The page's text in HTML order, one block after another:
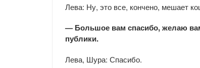
Лева: Ну, это все, кончено, мешает
— Большое вам спасибо, желаю
публики.
Лева, Шура: Спасибо.